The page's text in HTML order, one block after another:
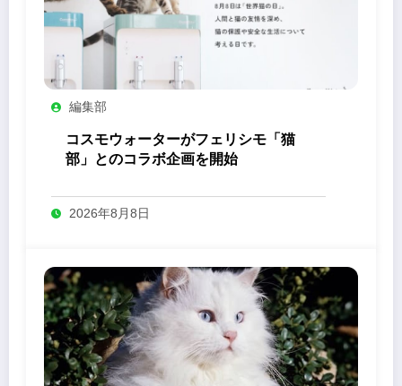
編集部
コスモウォーターがフェリシモ「猫
部」とのコラボ企画を開始
2026年8月8日